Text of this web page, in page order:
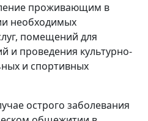
проживающим в
необходимых
помещений для
и проведения культурно-
и спортивных
острого заболевания